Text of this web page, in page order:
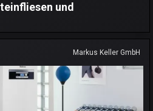
und
Markus Keller GmbH